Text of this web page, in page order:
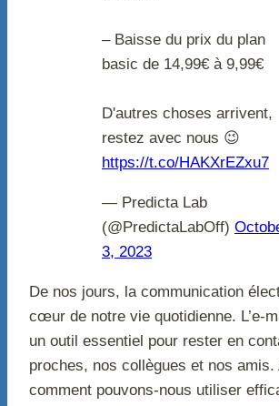
– Baisse du prix du plan
basic de 14,99€ à 9,99€
D'autres choses arrivent,
restez avec nous 😉
https://t.co/HAKXrEZxu7
— Predicta Lab
(@PredictaLabOff)
3, 2023
De nos jours, la communication
cœur de notre vie quotidienne. L’e-
un outil essentiel pour rester en
proches, nos collègues et nos amis.
comment pouvons-nous utiliser